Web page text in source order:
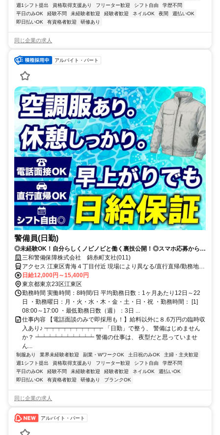
週1シフト提出
資格取得支援あり フリーター歓迎 シフト自由
学歴不問
平日のみOK
経験不問 未経験者歓迎 経験者歓迎 ネイルOK 夜間
週払いOK
即日払いOK
有資格者歓迎 研修あり
同じ企業の求人
アルバイト・パート
警備員(日勤)
◎未経験OK！自分らしくノビノビと働く裏技公開！◎スマホ応募から電
話面接で最短15分で内定！
三和警備保障株式会社 錦糸町支社(011)
アクセス 江東区青海４丁目付近 現場により異なる/直行直帰/勤務地相
談可 ■電話面接■来社不要■即日勤務
日給12,000円～15,400円
東京都東京23区江東区
勤務時間 実働時間：8時間/日 平均勤務日数：1ヶ月あたり12日～22
日 ・勤務曜日：月・火・水・木・金・土・日・祝 ・勤務時間： [1]
08:00～17:00 ・最低勤務日数（週）：3日 ...
仕事内容 【電話面談のみで即採用も！】給料以外に８.6万円の臨時収
入あり♪ ┯┯┯┯┯┯┯┯┯┯ 「日勤」で整う、 警備はじめません
か？ ┷┷┷┷┷┷┷┷┷┷ 警備の仕事は、 夜型だと思っていませ
ん...
制服あり 業界未経験者歓迎 副業・WワークOK 土日祝のみOK
主婦・主夫歓迎
週1シフト提出
資格取得支援あり フリーター歓迎 シフト自由
学歴不問
平日のみOK
経験不問 未経験者歓迎 経験者歓迎 ネイルOK
週払いOK
即日払いOK
有資格者歓迎 研修あり ブランクOK
同じ企業の求人
アルバイト・パート